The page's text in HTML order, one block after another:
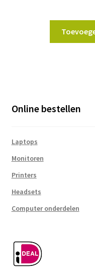
Online bestellen
Laptops
Monitoren
Printers
Headsets
Computer onderdelen